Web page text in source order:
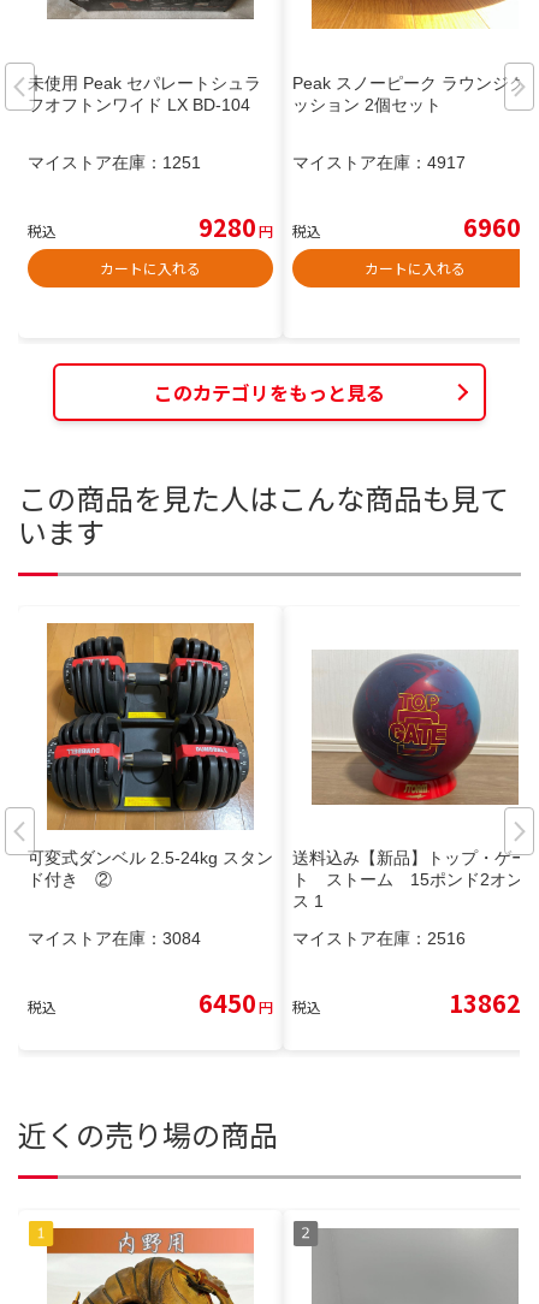
未使用 Peak セパレートシュラ
フオフトンワイド LX BD-104
マイストア在庫： 1251
税込 9280円
カートに入れる
Peak スノーピーク ラウンジク
ッション 2個セット
マイストア在庫： 4917
税込 6960
カートに入れる
このカテゴリをもっと見る
この商品を見た人はこんな商品も見て
います
可変式ダンベル 2.5-24kg スタン
ド付き ②
マイストア在庫： 3084
税込 6450円
送料込み【新品】トップ・ゲー
ト ストーム 15ポンド2オン
ス 1
マイストア在庫： 2516
税込 13862
近くの売り場の商品